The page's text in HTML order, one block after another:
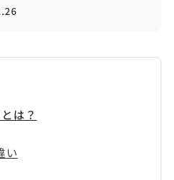
は？
い